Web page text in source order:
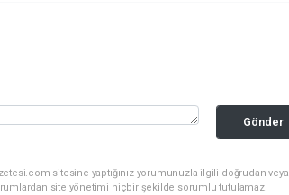
Gönder
sitesine yaptığınız yorumunuzla ilgili doğrudan veya
site yönetimi hiçbir şekilde sorumlu tutulamaz.